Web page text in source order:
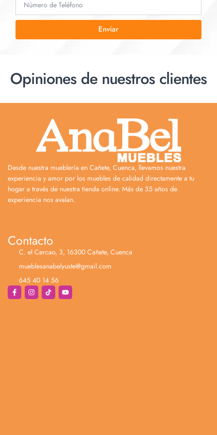
Enviar
Opiniones de nuestros clientes
Desde nuestra mueblería en Cañete, Cuenca, llevamos nuestra
experiencia y amor por los muebles de calidad directamente a tu
hogar a través de nuestra tienda online. Más de 35 años de
experiencia nos avalan.
Contacto
C. el Cercao, 3, 16300 Cañete, Cuenca
mueblesanabelyuste@gmail.com
645 40 14 56